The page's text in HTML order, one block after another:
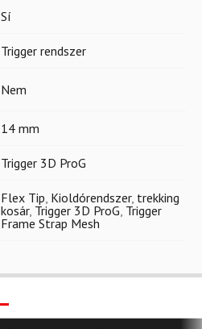
Sí
Trigger rendszer
Nem
14 mm
Trigger 3D ProG
Flex Tip Kioldórendszer, trekking
kosár, Trigger 3D ProG Trigger
Frame Strap Mesh